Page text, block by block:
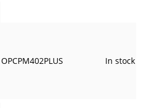
OPCPM402PLUS In stock